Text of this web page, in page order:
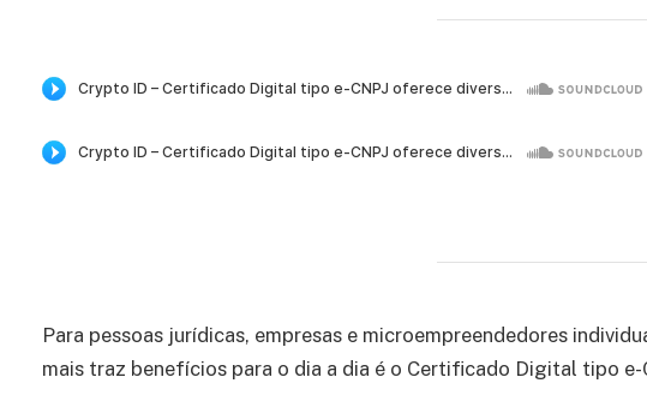
Para pessoas jurídicas, empresas e microempreendedores
mais traz benefícios para o dia a dia é o Certificado Digital tipo e-